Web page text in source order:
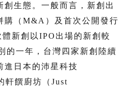
創生態。一般而言，新創出
購（M&A）及首次公開發行
體新創以IPO出場的新創較
的一年，台灣四家新創陸續
進日本的沛星科技
軒饌廚坊（Just